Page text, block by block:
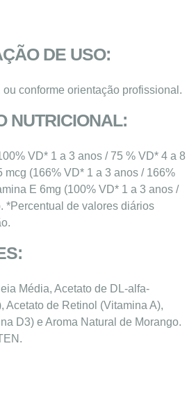
DE USO:
ou conforme orientação profissional.
NUTRICIONAL:
VD* 1 a 3 anos / 75 % VD* 4 a 8
mcg (166% VD* 1 a 3 anos / 166%
E 6mg (100% VD* 1 a 3 anos /
*Percentual de valores diários
Média, Acetato de DL-alfa-
Acetato de Retinol (Vitamina A),
D3) e Aroma Natural de Morango.